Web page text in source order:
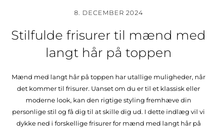
8. DECEMBER 2024
Stilfulde frisurer til mænd med
langt hår på toppen
Mænd med langt hår på toppen har utallige muligheder, når
det kommer til frisurer. Uanset om du er til et klassisk eller
moderne look, kan den rigtige styling fremhæve din
personlige stil og få dig til at skille dig ud. I dette indlæg vil vi
dykke ned i forskellige frisurer for mænd med langt hår på